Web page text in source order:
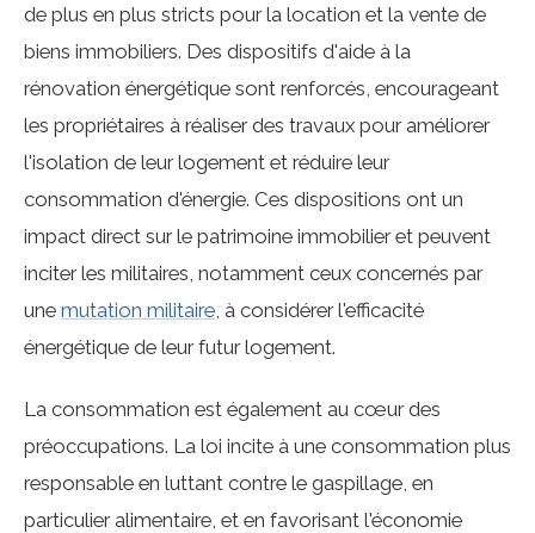
de plus en plus stricts pour la location et la vente de
biens immobiliers. Des dispositifs d'aide à la
rénovation énergétique sont renforcés, encourageant
les propriétaires à réaliser des travaux pour améliorer
l'isolation de leur logement et réduire leur
consommation d'énergie. Ces dispositions ont un
impact direct sur le patrimoine immobilier et peuvent
inciter les militaires, notamment ceux concernés par
une mutation militaire, à considérer l'efficacité
énergétique de leur futur logement.
La consommation est également au cœur des
préoccupations. La loi incite à une consommation plus
responsable en luttant contre le gaspillage, en
particulier alimentaire, et en favorisant l'économie